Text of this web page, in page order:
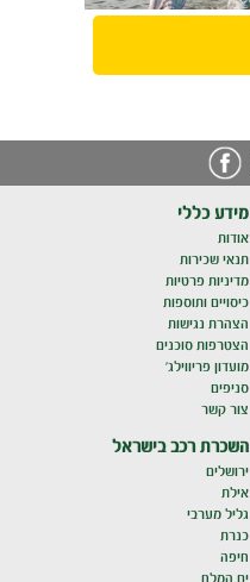
מידע כללי
אודות
תנאי שכירות
מדיניות פרטיות
כיסויים ותוספות
הצהרת נגישות
הצטרפות סוכנים
מועדון פריווילג'
סניפים
צור קשר
השכרת רכב בישראל
ירושלים
אילת
גליל מערבי
כנרת
חיפה
ים המלח